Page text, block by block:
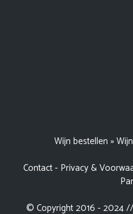
Wijn bestellen »
Contact- Privacy &
© Copyright 2016 - 2024